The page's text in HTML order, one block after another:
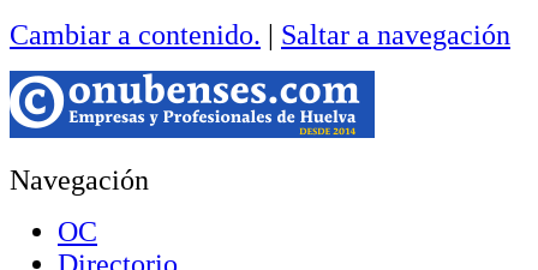
Cambiar a contenido. | Saltar a navegación
Navegación
OC